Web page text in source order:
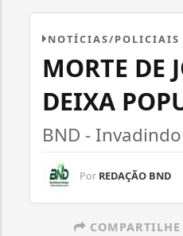
NOTÍCIAS/POLICIAIS
MORTE DE
DEIXA
BND -
Por REDAÇÃO BND
COMPARTILHE